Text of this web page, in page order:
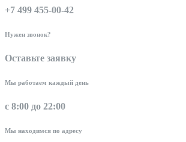
+7 499 455-00-42
Нужен звонок?
Оставьте заявку
Мы работаем каждый день
с 8:00 до 22:00
Мы находимся по адресу